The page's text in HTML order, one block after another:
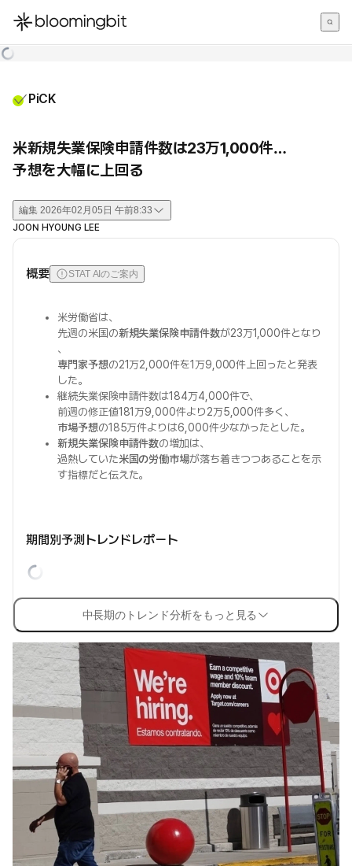
한국어
PiCK
米新規失業保険申請件数は23万1,000件…
予想を大幅に上回る
編集 2026年02月05日 午前8:33
JOON HYOUNG LEE
概要 STAT AIのご案内
米労働省は、
先週の米国の新規失業保険申請件数が23万1,000件となり
、
専門家予想の21万2,000件を1万9,000件上回ったと発表
した。
継続失業保険申請件数は184万4,000件で、
前週の修正値181万9,000件より2万5,000件多く、
市場予想の185万件よりは6,000件少なかったとした。
新規失業保険申請件数の増加は、
過熱していた米国の労働市場が落ち着きつつあることを示
す指標だと伝えた。
期間別予測トレンドレポート
中長期のトレンド分析をもっと見る